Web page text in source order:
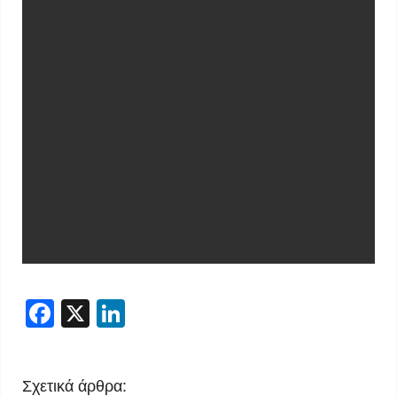
Facebook
X
Σχετικά άρθρα: